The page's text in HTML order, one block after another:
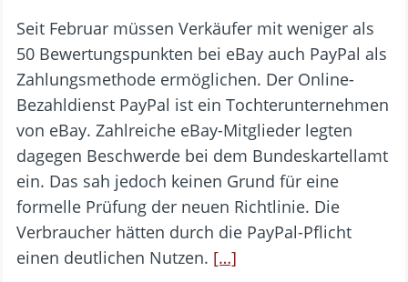
Seit Februar müssen Verkäufer mit weniger als
50 Bewertungspunkten bei eBay auch PayPal als
Zahlungsmethode ermöglichen. Der Online-
Bezahldienst PayPal ist ein Tochterunternehmen
von eBay. Zahlreiche eBay-Mitglieder legten
dagegen Beschwerde bei dem Bundeskartellamt
ein. Das sah jedoch keinen Grund für eine
formelle Prüfung der neuen Richtlinie. Die
Verbraucher hätten durch die PayPal-Pflicht
einen deutlichen Nutzen. […]